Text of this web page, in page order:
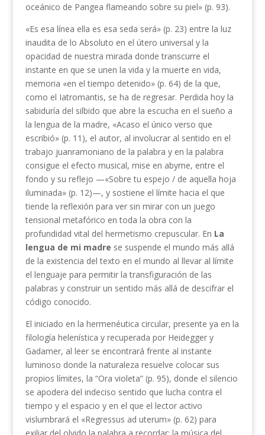
oceánico de Pangea flameando sobre su piel» (p. 93).
«Es esa línea ella es esa seda será» (p. 23) entre la luz
inaudita de lo Absoluto en el útero universal y la
opacidad de nuestra mirada donde transcurre el
instante en que se unen la vida y la muerte en vida,
memoria «en el tiempo detenido» (p. 64) de la que,
como el Iatromantis, se ha de regresar. Perdida hoy la
sabiduría del silbido que abre la escucha en el sueño a
la lengua de la madre, «Acaso el único verso que
escribió» (p. 11), el autor, al involucrar al sentido en el
trabajo juanramoniano de la palabra y en la palabra
consigue el efecto musical, mise en abyme, entre el
fondo y su reflejo —«Sobre tu espejo / de aquella hoja
iluminada» (p. 12)—, y sostiene el límite hacia el que
tiende la reflexión para ver sin mirar con un juego
tensional metafórico en toda la obra con la
profundidad vital del hermetismo crepuscular. En La
lengua de mi madre se suspende el mundo más allá
de la existencia del texto en el mundo al llevar al límite
el lenguaje para permitir la transfiguración de las
palabras y construir un sentido más allá de descifrar el
código conocido.
El iniciado en la hermenéutica circular, presente ya en la
filología helenística y recuperada por Heidegger y
Gadamer, al leer se encontrará frente al instante
luminoso donde la naturaleza resuelve colocar sus
propios límites, la “Ora violeta” (p. 95), donde el silencio
se apodera del indeciso sentido que lucha contra el
tiempo y el espacio y en el que el lector activo
vislumbrará el «Regressus ad uterum» (p. 62) para